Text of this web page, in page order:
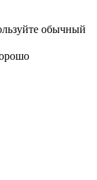
обычный